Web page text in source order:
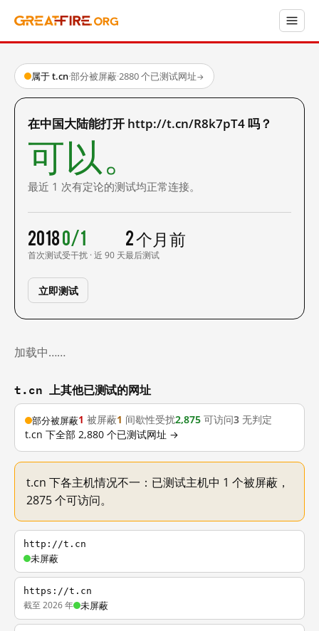
属于 t.cn·部分被屏蔽·2880 个已测试网址→
在中国大陆能打开 http://t.cn/R8k7pT4 吗？
可以。
最近 1 次有定论的测试均正常连接。
2018
首次测试
0/1
受干扰 · 近 90 天
2 个月前
最后测试
立即测试
加载中……
t.cn 上其他已测试的网址
部分被屏蔽1 被屏蔽1 间歇性受扰2,875 可访问3 无判定
t.cn 下全部 2,880 个已测试网址 →
t.cn 下各主机情况不一：已测试主机中 1 个被屏蔽，
2875 个可访问。
http://t.cn
未屏蔽
https://t.cn
截至 2026 年 未屏蔽